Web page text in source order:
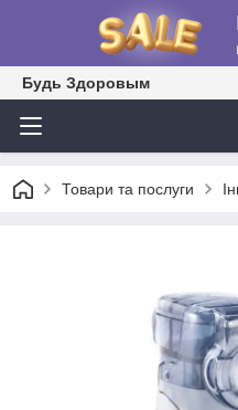
Будь Здоровым
Товари та послуги